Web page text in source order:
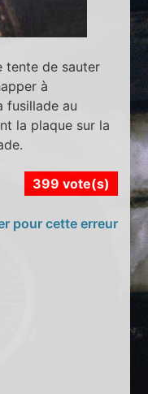
tente de sauter
à
fusillade au
la plaque sur la
399 vote(s)
pour cette erreur